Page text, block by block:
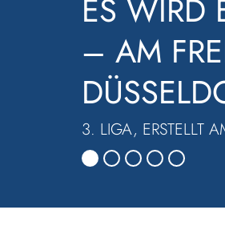
LOCKER
3. LIGA, ERSTELLT